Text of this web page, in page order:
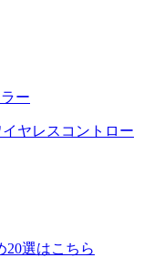
ー
ヤレスコントロー
20選はこちら